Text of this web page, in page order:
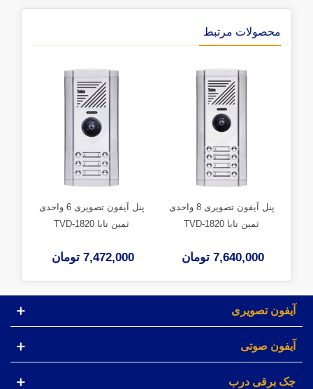
محصولات مرتبط
پنل آیفون تصویری 8 واحدی
ثمین تابا TVD-1820
7,640,000 تومان
پنل آیفون تصویری 6 واحدی
ثمین تابا TVD-1820
7,472,000 تومان
آیفون تصویری
آیفون صوتی
جک برقی درب